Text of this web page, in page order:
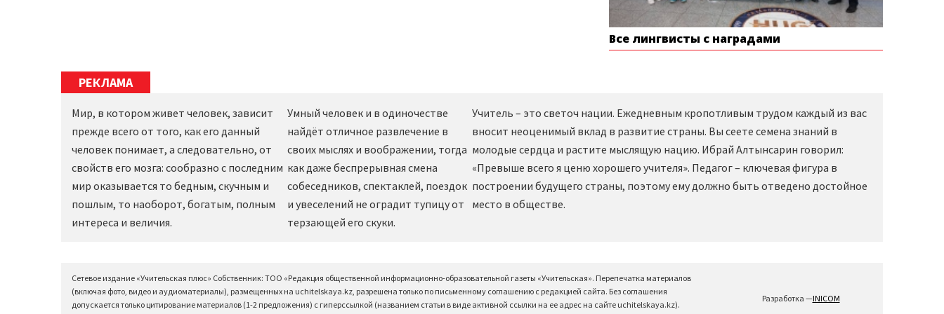
Все лингвисты с наградами
РЕКЛАМА
Мир, в котором живет человек, зависит
прежде всего от того, как его данный
человек понимает, а следовательно, от
свойств его мозга: сообразно с последним
мир оказывается то бедным, скучным и
пошлым, то наоборот, богатым, полным
интереса и величия.
Умный человек и в одиночестве
найдёт отличное развлечение в
своих мыслях и воображении, тогда
как даже беспрерывная смена
собеседников, спектаклей, поездок
и увеселений не оградит тупицу от
терзающей его скуки.
Учитель – это светоч нации. Ежедневным кропотливым трудом каждый из вас
вносит неоценимый вклад в развитие страны. Вы сеете семена знаний в
молодые сердца и растите мыслящую нацию. Ибрай Алтынсарин говорил:
«Превыше всего я ценю хорошего учителя». Педагог – ключевая фигура в
построении будущего страны, поэтому ему должно быть отведено достойное
место в обществе.
Сетевое издание «Учительская плюс» Собственник: ТОО «Редакция общественной информационно-образовательной газеты «Учительская». Перепечатка материалов
(включая фото, видео и аудиоматериалы), размещенных на uchitelskaya.kz, разрешена только по письменному соглашению с редакцией сайта. Без соглашения
допускается только цитирование материалов (1-2 предложения) с гиперссылкой (названием статьи в виде активной ссылки на ее адрес на сайте uchitelskaya.kz).
Разработка —INICOM